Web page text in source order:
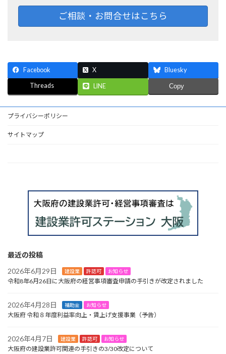
ご相談・お問合せはこちら
Facebook X Bluesky
Threads LINE Copy
プライバシーポリシー
サイトマップ
最近の投稿
2026年6月29日
建設業 許認可 お知らせ
令和8年6月26日に大阪府の経営事項審査申請の手引きが改定されました
2026年4月28日 補助金 お知らせ
大阪府 令和８年度利益率向上・賃上げ支援事業（予告）
2026年4月7日 建設業 許認可 お知らせ
大阪府の建設業許可関連の手引きの3/30改定について